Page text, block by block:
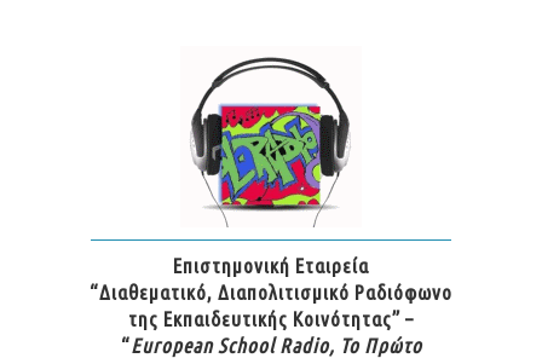
Επιστημονική Εταιρεία
“Διαθεματικό, Διαπολιτισμικό Ραδιόφωνο
της Εκπαιδευτικής Κοινότητας” –
“European School Radio, Το Πρώτο